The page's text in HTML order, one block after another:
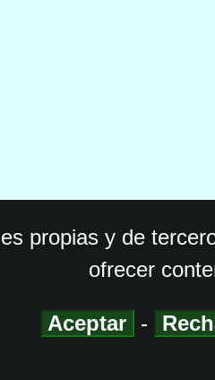
propias y de
ofrecer
Aceptar -